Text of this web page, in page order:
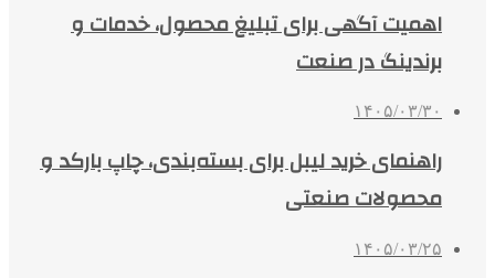
اهمیت آگهی برای تبلیغ محصول، خدمات و
برندینگ در صنعت
۱۴۰۵/۰۳/۳۰
راهنمای خرید لیبل برای بسته‌بندی، چاپ بارکد و
محصولات صنعتی
۱۴۰۵/۰۳/۲۵